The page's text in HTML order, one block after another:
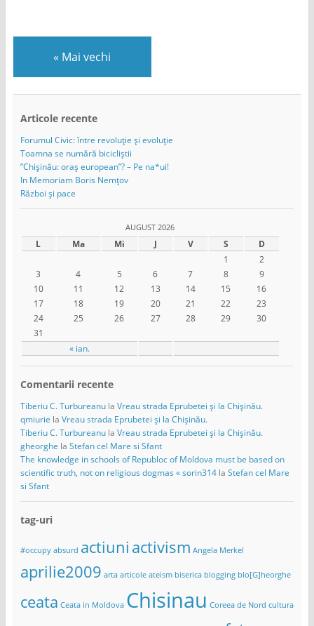
« Mai vechi
Articole recente
Forumul Civic: între revoluție și evoluție
Toamna se numără bicicliștii
”Chișinău: oraș european”? – Pe na*ui!
In Memoriam Boris Nemțov
Război și pace
AUGUST 2026
L Ma Mi J V S D
« ian.
1
2
3
4 5 6 7 8
9
10
11 12 13 14 15
16
17
18 19 20 21 22
23
24
25 26 27 28 29
30
31
Comentarii recente
Tiberiu C. Turbureanula Vreau strada Eprubetei și la Chișinău.
qmiurie la Vreau strada Eprubetei și la Chișinău.
Tiberiu C. Turbureanula Vreau strada Eprubetei și la Chișinău.
gheorghe la Stefan cel Mare si Sfant
The knowledge in schools of Republoc of Moldova must be based on
scientific truth, not on religious dogmas « sorin314la Stefan cel Mare
si Sfant
tag-uri
#occupy absurd actiuni activism Angela Merkel
aprilie2009 arta articole ateism biserica blogging blo[G]heorghe
ceata Ceata in Moldova Chisinau Coreea de Nord cultura